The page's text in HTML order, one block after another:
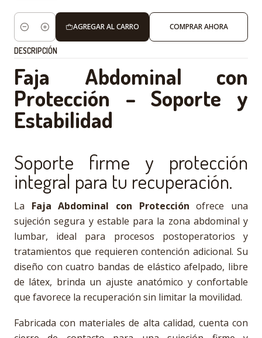
Cantidad
AGREGAR AL CARRO COMPRAR AHORA
DESCRIPCIÓN
Faja Abdominal con
Protección – Soporte y
Estabilidad
Soporte firme y protección
integral para tu recuperación.
La Faja Abdominal con Protección ofrece una
sujeción segura y estable para la zona abdominal y
lumbar, ideal para procesos postoperatorios y
tratamientos que requieren contención adicional. Su
diseño con cuatro bandas de elástico afelpado, libre
de látex, brinda un ajuste anatómico y confortable
que favorece la recuperación sin limitar la movilidad.
Fabricada con materiales de alta calidad, cuenta con